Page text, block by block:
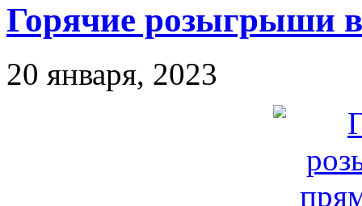
Горячие розыгрыши
20 января, 2023